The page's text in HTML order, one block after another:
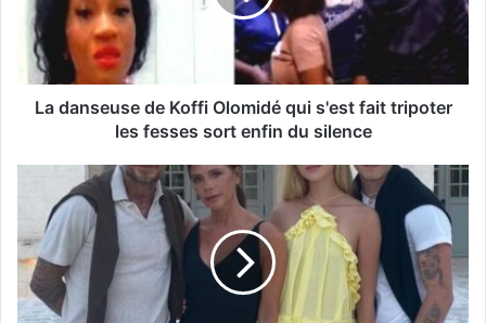
La danseuse de Koffi Olomidé qui s'est fait tripoter
les fesses sort enfin du silence